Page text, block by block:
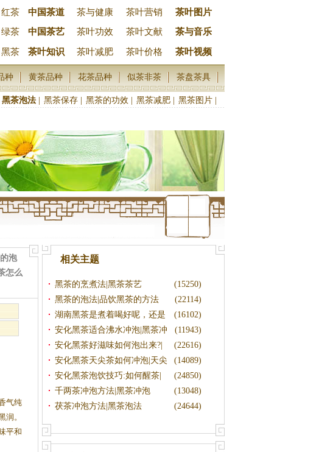
红茶 中国茶道 茶与健康 茶叶营销
茶叶图片
绿茶 中国茶艺 茶叶功效 茶叶文献 茶与音乐
黑茶 茶叶知识 茶叶减肥 茶叶价格 茶叶视频
种 黄茶品种 花茶品种 似茶非茶 茶盘茶具
黑茶泡法| 黑茶保存| 黑茶的功效 黑茶减肥| 黑茶图片|
泡
怎么
气纯
。
平和
相关主题
(15250)
黑茶的烹煮法|黑茶茶艺
(22114)
黑茶的泡法|品饮黑茶的方法
(16102)
湖南黑茶是煮着喝好呢，还是
泡着喝
(11943)
安化黑茶适合沸水冲泡|黑茶冲
泡水
(22616)
安化黑茶好滋味如何泡出来?|
黑茶泡
(14089)
安化黑茶天尖茶如何冲泡|天尖
茶的
(24850)
安化黑茶泡饮技巧:如何醒茶|
黑茶冲
(13048)
千两茶冲泡方法|黑茶冲泡
(24644)
茯茶冲泡方法|黑茶泡法